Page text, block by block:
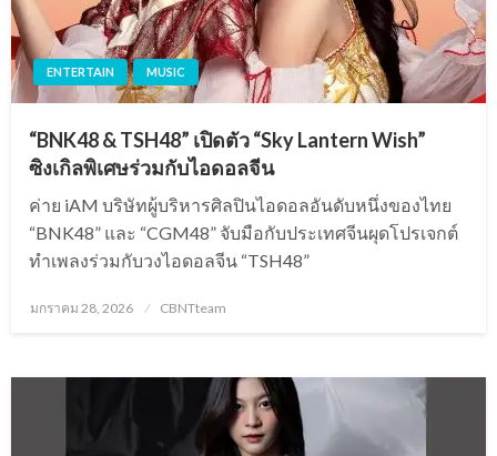
ENTERTAIN MUSIC
“BNK48 & TSH48” เปิดตัว “Sky Lantern Wish”
ซิงเกิลพิเศษร่วมกับไอดอลจีน
ค่าย iAM บริษัทผู้บริหารศิลปินไอดอลอันดับหนึ่งของไทย
“BNK48” และ “CGM48” จับมือกับประเทศจีนผุดโปรเจกต์
ทำเพลงร่วมกับวงไอดอลจีน “TSH48”
Posted
มกราคม 28, 2026 CBNTteam